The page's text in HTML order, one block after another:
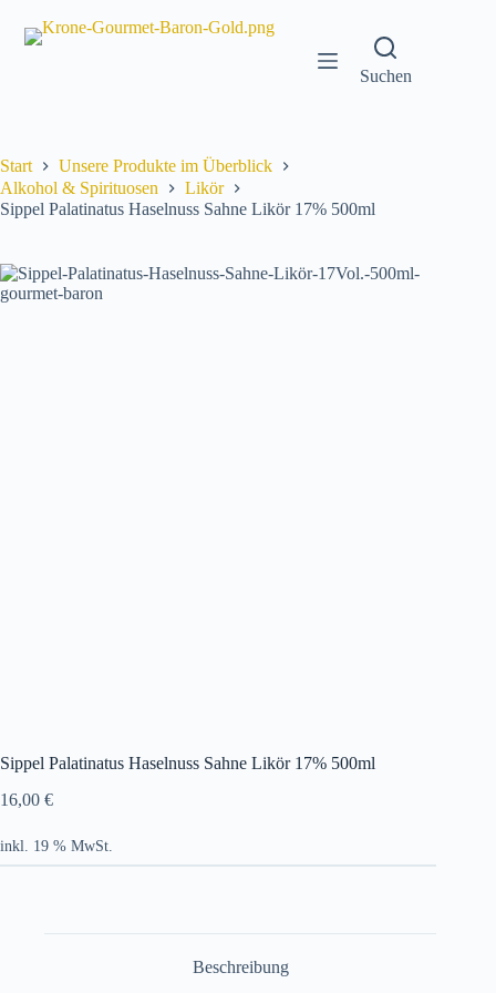
Inhalt
springen
Suchen
Start
Unsere Produkte im Überblick
Alkohol & Spirituosen
Likör
Sippel Palatinatus Haselnuss Sahne Likör 17% 500ml
Sippel Palatinatus Haselnuss Sahne Likör 17% 500ml
16,00 €
inkl. 19 % MwSt.
Beschreibung